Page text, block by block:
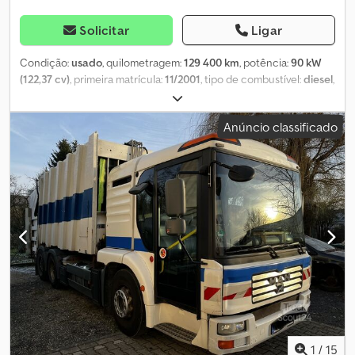
Solicitar Ligar
Condição:usado, quilometragem:129 400 km, potência:90 kW
(122,37 cv) , primeira matrícula:11/2001 , tipo de combustível:diesel
, tipo de engrenagem:mecânico
Euro 3, número de lugares:2, Equipamento:ABS, fecho
centralizado
, * MB Atego * Trator (Steiger) * 1º proprietário *
Primeiro registro: 11/2001 * Peso bruto autorizado: 6.500 kg *
Pneus: 6,0 mm * Equipamento: * Espelhos retrovisores externos
ajustáveis eletricamente * Tacógrafo * Aquecedor estacionário *
Giroflex dianteiro e traseiro * Câmera de ré * ... * Plataforma
elevatória articulada móvel * Fabricante: Wumag GMBH * Modelo:
WG 115/120 * Ano de fabricação: 11/2001 * Inspeção DGUV-G308-
002: 11/2022 * Inspeção de isolamento: 11/2022 * Altura de viagem:
aprox. 3.310 mm Cedpfx Aeq Ang Ajafsrf * Alcance lateral: aprox. 7,2
m * Ângulo de giro do braço da cesta: 170 graus * Faixa de
rotação da coluna giratória: 460 graus * Comprimento total:
aprox. 7.240 mm * Largura total: aprox. 2.380 mm * Altura de
trabalho até 12,0 m * Equipamentos: * Braços de elevação
isolados até 1.000 volts * Cesta isolada até 1.000 volts *
Anúncio classificado
1 / 15